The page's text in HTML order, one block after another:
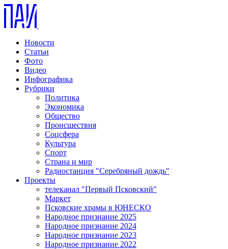
Новости
Статьи
Фото
Видео
Инфографика
Рубрики
Политика
Экономика
Общество
Происшествия
Соцсфера
Культура
Спорт
Страна и мир
Радиостанция "Серебряный дождь"
Проекты
телеканал "Первый Псковский"
Маркет
Псковские храмы в ЮНЕСКО
Народное признание 2025
Народное признание 2024
Народное признание 2023
Народное признание 2022